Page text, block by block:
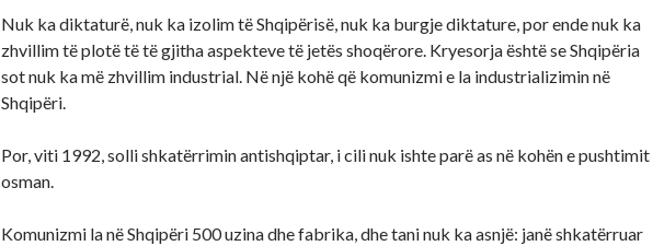
Nuk ka diktaturë, nuk ka izolim të Shqipërisë, nuk ka burgje diktature, por ende nuk ka
zhvillim të plotë të të gjitha aspekteve të jetës shoqërore. Kryesorja është se Shqipëria
sot nuk ka më zhvillim industrial. Në një kohë që komunizmi e la industrializimin në
Shqipëri.
Por, viti 1992, solli shkatërrimin antishqiptar, i cili nuk ishte parë as në kohën e pushtimit
osman.
Komunizmi la në Shqipëri 500 uzina dhe fabrika, dhe tani nuk ka asnjë: janë shkatërruar